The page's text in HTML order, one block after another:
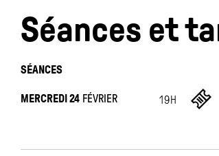
Séances et
SÉANCES
MERCREDI 24 FÉVRIER 19H